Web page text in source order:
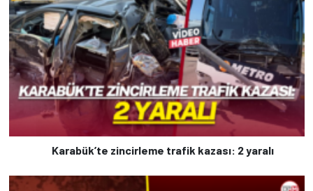
Karabük’te zincirleme trafik kazası: 2 yaralı